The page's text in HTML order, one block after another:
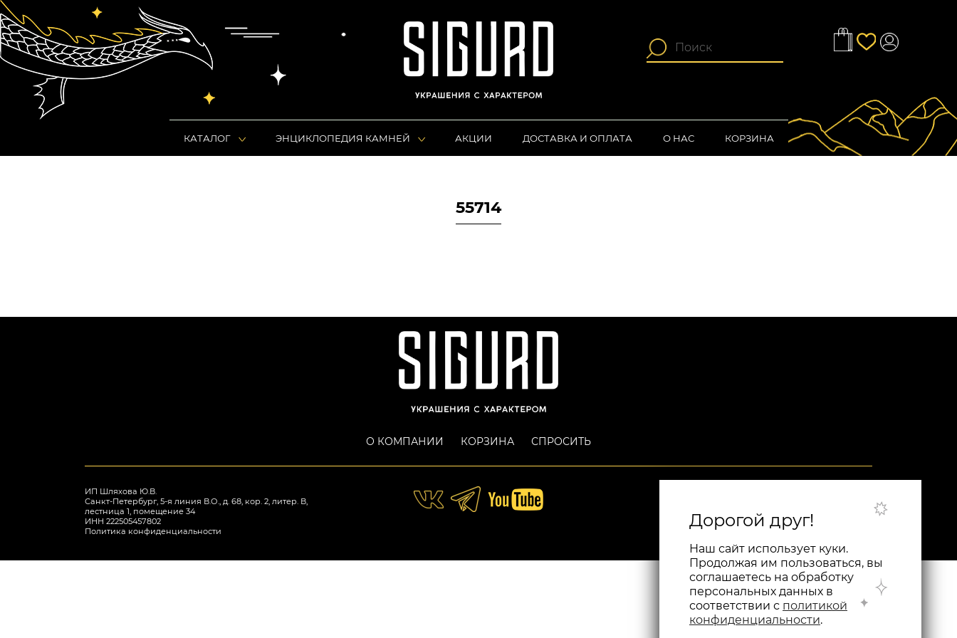
КАТАЛОГ ЭНЦИКЛОПЕДИЯ КАМНЕЙ АКЦИИ ДОСТАВКА И ОПЛАТА О НАС КОРЗИНА
55714
О КОМПАНИИ КОРЗИНА СПРОСИТЬ
ИП Шляхова Ю.В.
Санкт-Петербург, 5-я линия В.О., д. 68, кор. 2, литер. В,
лестница 1, помещение 34
ИНН 222505457802
Политика конфиденциальности
Дорогой друг!
Наш сайт использует куки.
Продолжая им пользоваться, вы
соглашаетесь на обработку
персональных данных в
соответствии с политикой
конфиденциальности.